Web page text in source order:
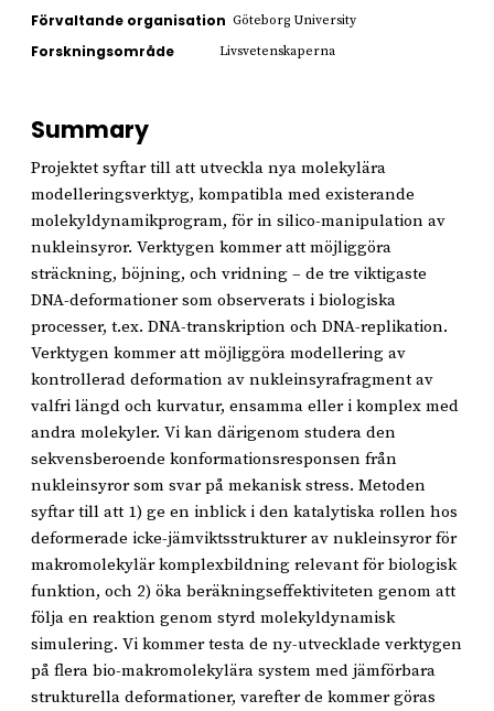
Förvaltande organisation Göteborg University
Forskningsområde Livsvetenskaperna
Summary
Projektet syftar till att utveckla nya molekylära
modelleringsverktyg, kompatibla med existerande
molekyldynamikprogram, för in silico-manipulation av
nukleinsyror. Verktygen kommer att möjliggöra
sträckning, böjning, och vridning – de tre viktigaste
DNA-deformationer som observerats i biologiska
processer, t.ex. DNA-transkription och DNA-replikation.
Verktygen kommer att möjliggöra modellering av
kontrollerad deformation av nukleinsyrafragment av
valfri längd och kurvatur, ensamma eller i komplex med
andra molekyler. Vi kan därigenom studera den
sekvensberoende konformationsresponsen från
nukleinsyror som svar på mekanisk stress. Metoden
syftar till att 1) ge en inblick i den katalytiska rollen hos
deformerade icke-jämviktsstrukturer av nukleinsyror för
makromolekylär komplexbildning relevant för biologisk
funktion, och 2) öka beräkningseffektiviteten genom att
följa en reaktion genom styrd molekyldynamisk
simulering. Vi kommer testa de ny-utvecklade verktygen
på flera bio-makromolekylära system med jämförbara
strukturella deformationer, varefter de kommer göras